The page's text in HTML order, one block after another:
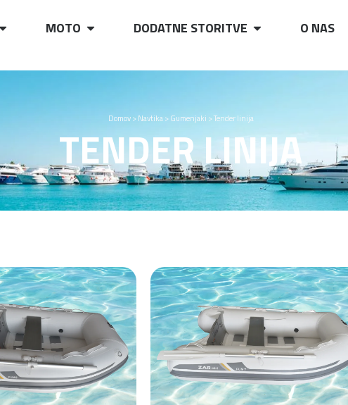
MOTO DODATNE STORITVE O NAS
Domov>Navtika>Gumenjaki >Tender linija
TENDER LINIJA